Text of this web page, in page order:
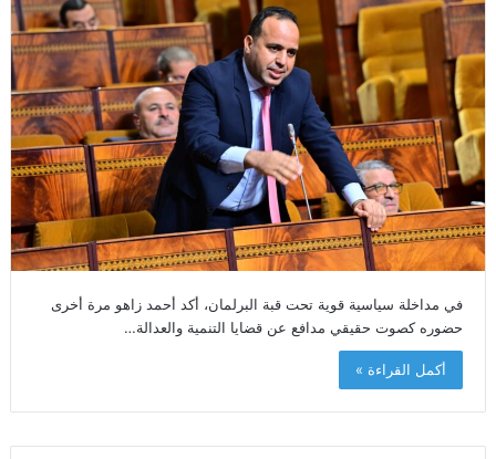
في مداخلة سياسية قوية تحت قبة البرلمان، أكد أحمد زاهو مرة أخرى
حضوره كصوت حقيقي مدافع عن قضايا التنمية والعدالة…
أكمل القراءة »